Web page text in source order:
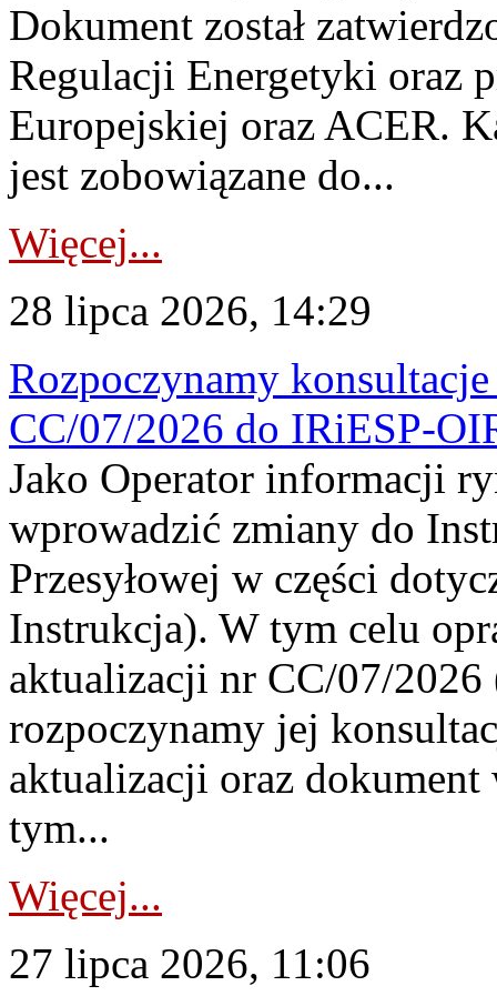
Dokument został
Regulacji Energetyki oraz
Europejskiej oraz ACER.
jest zobowiązane do...
Więcej...
28 lipca 2026, 14:29
Rozpoczynamy
CC/07/2026 do IRiESP-
Jako Operator informacji
wprowadzić zmiany do
Przesyłowej w części
Instrukcja). W tym celu
aktualizacji nr CC/07/
rozpoczynamy jej
aktualizacji oraz
tym...
Więcej...
27 lipca 2026, 11:06